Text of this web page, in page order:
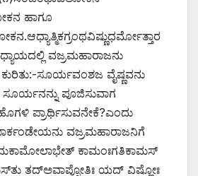
ಹಾಗೂ
ವಜ್ರಮಹಾರಾಜನು
ಸೂರ್ಯವಂಶಜ ವೈಷ್ಣವನು
ಸೂರ್ಯನನ್ನು ಪೂಜಿಸುವಾಗ
ಪ್ರಾರ್ಥಿಸುವನೇಕೆ?ಎಂದು
ವಜ್ರಮಹಾರಾಜನಿಗೆ
ಕಾಮಂಃಗತಿಕಾಮಸ್
ತದ್‌ಅವಾಪ್ನೋತಿಃ ಯದ್ ವಿಷ್ಣೋಃ